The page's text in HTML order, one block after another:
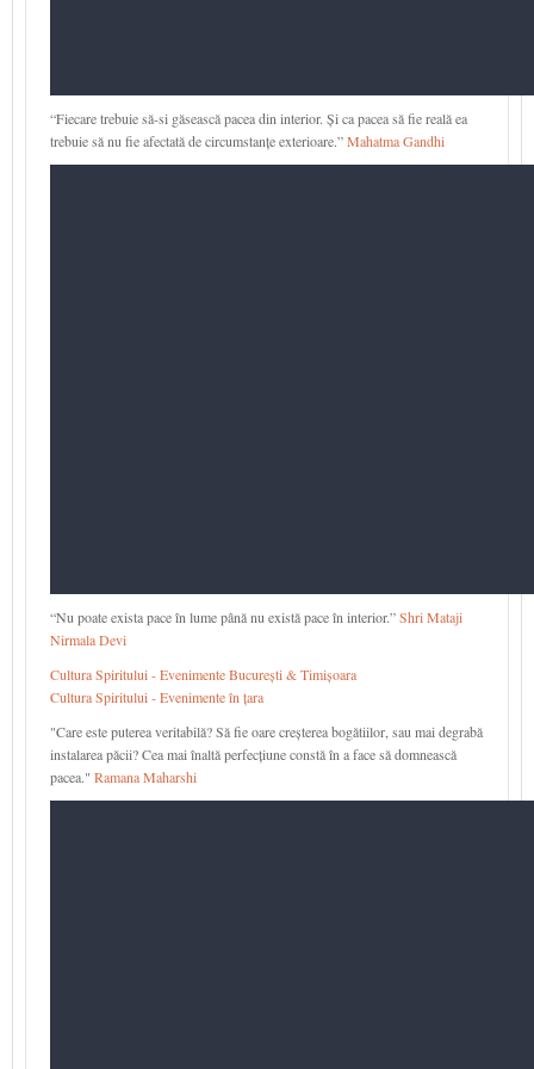
“Fiecare trebuie să-si găsească pacea din interior. Și ca pacea să fie reală ea
trebuie să nu fie afectată de circumstanțe exterioare.”Mahatma Gandhi
“Nu poate exista pace în lume până nu există pace în interior.”Shri Mataji
Nirmala Devi
Cultura Spiritului - Evenimente București & Timișoara
Cultura Spiritului - Evenimente în țara
"Care este puterea veritabilă? Să fie oare creșterea bogătiilor, sau mai degrabă
instalarea păcii? Cea mai înaltă perfecțiune constă în a face să domnească
pacea." Ramana Maharshi